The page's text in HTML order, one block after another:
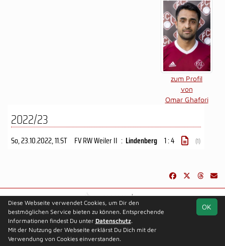
zum Profil
von
Omar Ghafori
2022/23
So, 23.10.2022, 11.ST FV RW Weiler II : Lindenberg 1 : 4 (1)
soccero.de
© 2006 - 2026
Besucherstatistik Kontakt Impressum
OK
Diese Webseite verwendet Cookies, um Dir den
bestmöglichen Service bieten zu können. Entsprechende
Informationen findest Du unter Datenschutz.
Mit der Nutzung der Webseite erklärst Du Dich mit der
Verwendung von Cookies einverstanden.